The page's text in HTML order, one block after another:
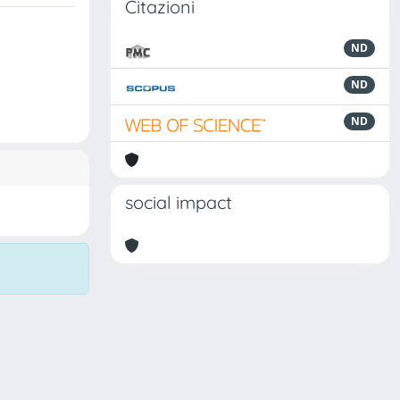
Citazioni
ND
ND
ND
social impact